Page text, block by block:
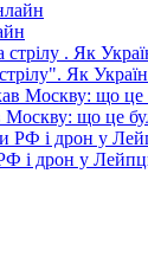
Як
Москву: що це
і дрон у